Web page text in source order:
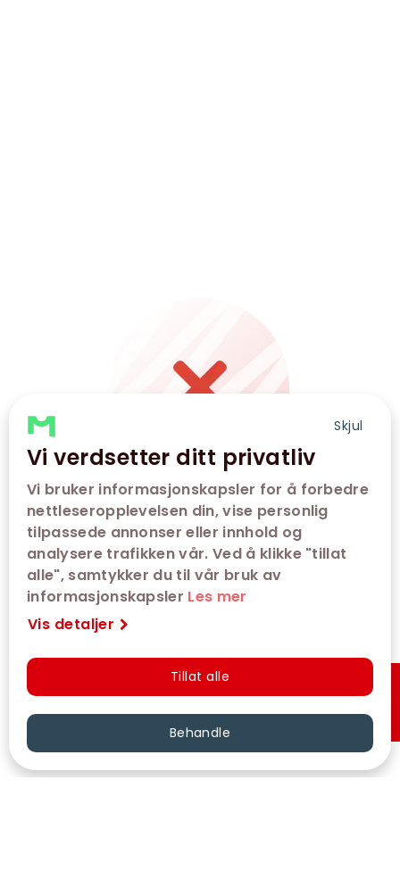
Skjul
Vi verdsetter ditt privatliv
Vi bruker informasjonskapsler for å forbedre
nettleseropplevelsen din, vise personlig
tilpassede annonser eller innhold og
analysere trafikken vår. Ved å klikke "tillat
alle", samtykker du til vår bruk av
informasjonskapsler Les mer
Vis detaljer
Tillat alle
Behandle
Billettsalget til denne visningen er ikke
tilgjengelig for øyeblikket.
admit one error: Performance does not exist
Hurtigkjøp